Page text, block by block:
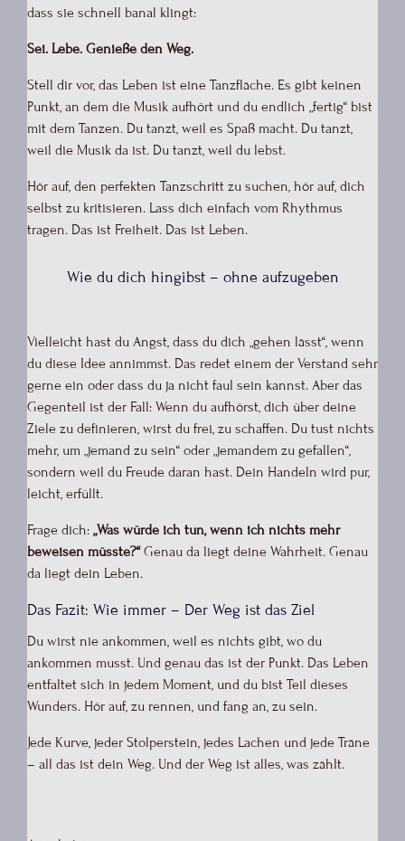
dass sie schnell banal klingt:
Sei. Lebe. Genieße den Weg.
Stell dir vor, das Leben ist eine Tanzfläche. Es gibt keinen
Punkt, an dem die Musik aufhört und du endlich „fertig“ bist
mit dem Tanzen. Du tanzt, weil es Spaß macht. Du tanzt,
weil die Musik da ist. Du tanzt, weil du lebst.
Hör auf, den perfekten Tanzschritt zu suchen, hör auf, dich
selbst zu kritisieren. Lass dich einfach vom Rhythmus
tragen. Das ist Freiheit. Das ist Leben.
Wie du dich hingibst – ohne aufzugeben
Vielleicht hast du Angst, dass du dich „gehen lässt“, wenn
du diese Idee annimmst. Das redet einem der Verstand sehr
gerne ein oder dass du ja nicht faul sein kannst. Aber das
Gegenteil ist der Fall: Wenn du aufhörst, dich über deine
Ziele zu definieren, wirst du frei, zu schaffen. Du tust nichts
mehr, um „jemand zu sein“ oder „jemandem zu gefallen“,
sondern weil du Freude daran hast. Dein Handeln wird pur,
leicht, erfüllt.
Frage dich: „Was würde ich tun, wenn ich nichts mehr
beweisen müsste?“Genau da liegt deine Wahrheit. Genau
da liegt dein Leben.
Das Fazit: Wie immer – Der Weg ist das Ziel
Du wirst nie ankommen, weil es nichts gibt, wo du
ankommen musst. Und genau das ist der Punkt. Das Leben
entfaltet sich in jedem Moment, und du bist Teil dieses
Wunders. Hör auf, zu rennen, und fang an, zu sein.
Jede Kurve, jeder Stolperstein, jedes Lachen und jede Träne
– all das ist dein Weg. Und der Weg ist alles, was zählt.